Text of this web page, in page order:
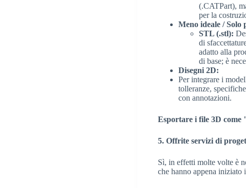
(.CATPart),
per la
Meno ideale / Solo
STL (.stl):
di
adatto alla
di base; è
Disegni 2D:
Per integrare i
tolleranze,
con annotazioni.
Esportare i file 3D come
5. Offrite servizi di
Sì, in effetti molte volte è
che hanno appena